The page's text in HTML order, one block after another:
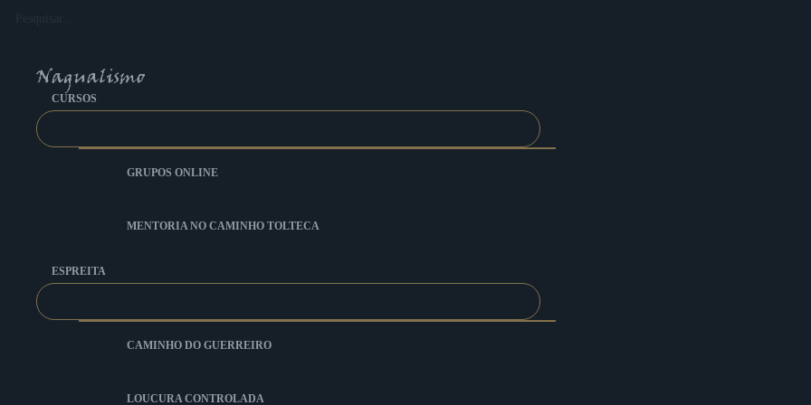
conteúdo
CURSOS
GRUPOS ONLINE
MENTORIA NO CAMINHO TOLTECA
ESPREITA
CAMINHO DO GUERREIRO
LOUCURA CONTROLADA